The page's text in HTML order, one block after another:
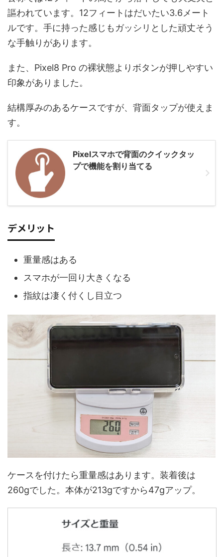
謳われています。12フィートはだいたい3.6メート
ルです。手に持った感じもガッシリとした頑丈そう
な手触りがあります。
また、Pixel8 Pro の裸状態よりボタンが押しやすい
印象がありました。
結構厚みのあるケースですが、背面タップが使えま
す。
Pixelスマホで背面のクイックタッ
プで機能を割り当てる
デメリット
重量感はある
スマホが一回り大きくなる
指紋は凄く付くし目立つ
ケースを付けたら重量感はあります。装着後は
260gでした。本体が213gですから47gアップ。